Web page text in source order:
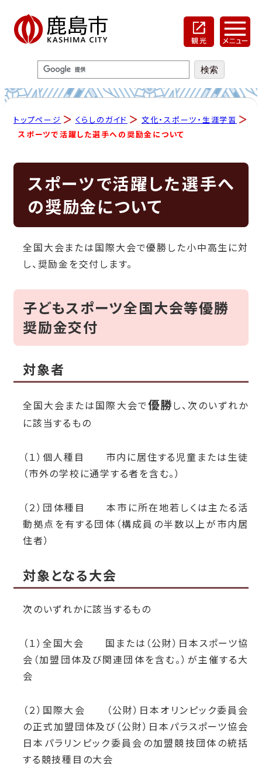
トップページ くらしのガイド
文化・スポーツ・生涯学習
スポーツで活躍した選手への奨励金について
スポーツで活躍した選手へ
の奨励金について
全国大会または国際大会で優勝した小中高生に対
し、奨励金を交付します。
子どもスポーツ全国大会等優勝
奨励金交付
対象者
全国大会または国際大会で優勝し、次のいずれか
に該当するもの
（１）個人種目 市内に居住する児童または生徒
（市外の学校に通学する者を含む。）
（２）団体種目 本市に所在地若しくは主たる活
動拠点を有する団体（構成員の半数以上が市内居
住者）
対象となる大会
次のいずれかに該当するもの
（１）全国大会 国または（公財）日本スポーツ協
会（加盟団体及び関連団体を含む。）が主催する大
会
（２）国際大会 （公財）日本オリンピック委員会
の正式加盟団体及び（公財）日本パラスポーツ協会
日本パラリンピック委員会の加盟競技団体の統括
する競技種目の大会